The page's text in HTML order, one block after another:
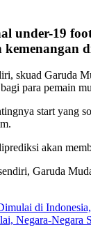
under-19
skuad Garuda
para pemain
start yang
akan
Garuda
di
Negara-Negara